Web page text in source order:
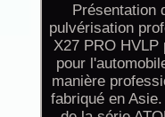
Présentation
pulvérisation
X27 PRO
pour
manière
fabriqué en